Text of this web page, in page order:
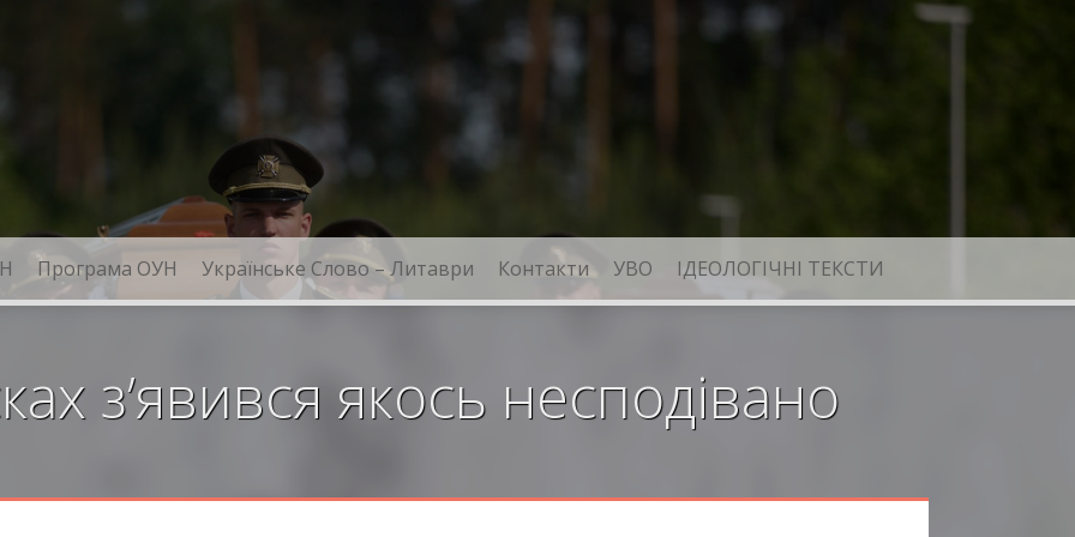
Програма ОУН Українське Слово – Литаври Контакти УВО ІДЕОЛОГІЧНІ ТЕКСТИ
з’явився якось несподівано